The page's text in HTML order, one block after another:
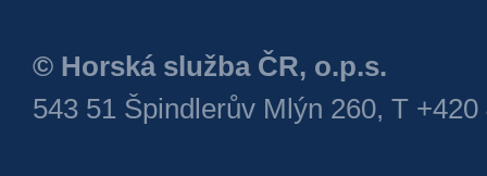
© Horská služba ČR, o.p.s.
543 51 Špindlerův Mlýn 260, T +420